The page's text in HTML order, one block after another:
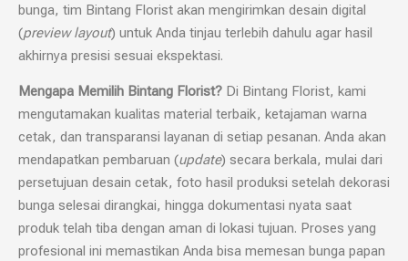
bunga, tim Bintang Florist akan mengirimkan desain digital
(preview layout) untuk Anda tinjau terlebih dahulu agar hasil
akhirnya presisi sesuai ekspektasi.
Mengapa Memilih Bintang Florist? Di Bintang Florist, kami
mengutamakan kualitas material terbaik, ketajaman warna
cetak, dan transparansi layanan di setiap pesanan. Anda akan
mendapatkan pembaruan (update) secara berkala, mulai dari
persetujuan desain cetak, foto hasil produksi setelah dekorasi
bunga selesai dirangkai, hingga dokumentasi nyata saat
produk telah tiba dengan aman di lokasi tujuan. Proses yang
profesional ini memastikan Anda bisa memesan bunga papan